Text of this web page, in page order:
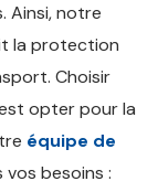
Ainsi, notre
la protection
Choisir
opter pour la
équipe de
besoins :